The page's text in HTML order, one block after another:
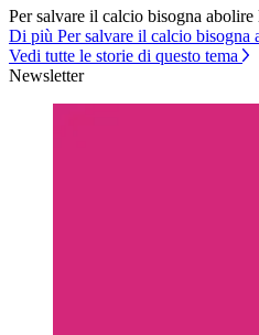
Per salvare il calcio bisogna abolire
Di più Per salvare il calcio bisogna
Vedi tutte le storie di questo tema
Newsletter